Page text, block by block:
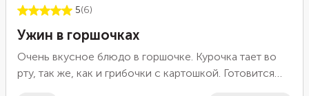
5(6)
Ужин в горшочках
Очень вкусное блюдо в горшочке. Курочка тает во
рту, так же, как и грибочки с картошкой. Готовится